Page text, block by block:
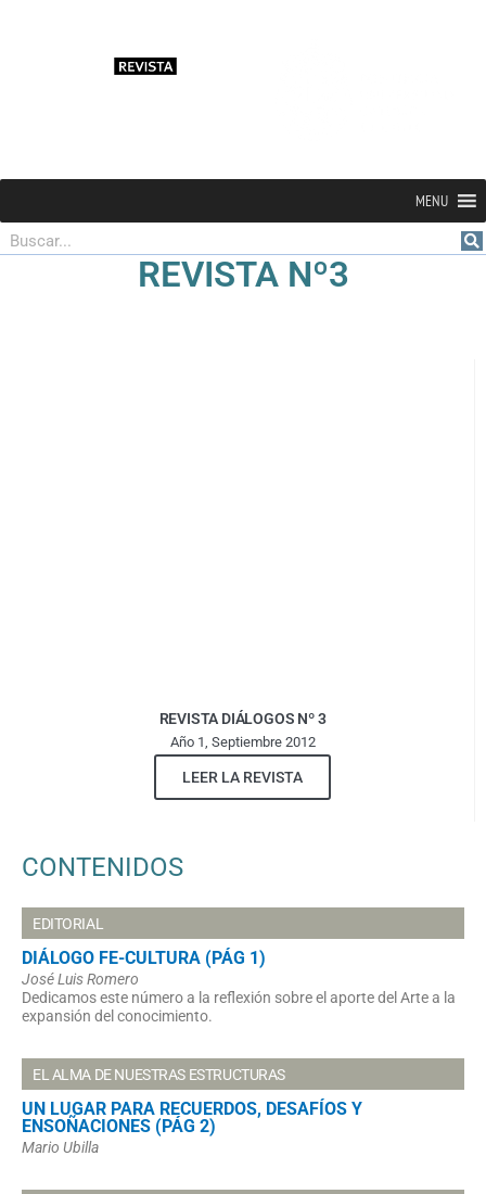
MENU
Buscar
REVISTA Nº3
REVISTA DIÁLOGOS Nº 3
Año 1, Septiembre 2012
LEER LA REVISTA
CONTENIDOS
EDITORIAL
DIÁLOGO FE-CULTURA (PÁG 1)
José Luis Romero
Dedicamos este número a la reflexión sobre el aporte del Arte a la
expansión del conocimiento.
EL ALMA DE NUESTRAS ESTRUCTURAS
UN LUGAR PARA RECUERDOS, DESAFÍOS Y
ENSOÑACIONES (PÁG 2)
Mario Ubilla